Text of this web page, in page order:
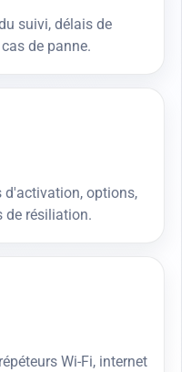
suivi, délais de
de panne.
options,
de résiliation.
Wi-Fi, internet